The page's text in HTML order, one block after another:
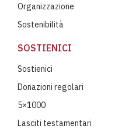
Organizzazione
Sostenibilità
SOSTIENICI
Sostienici
Donazioni regolari
5×1000
Lasciti testamentari